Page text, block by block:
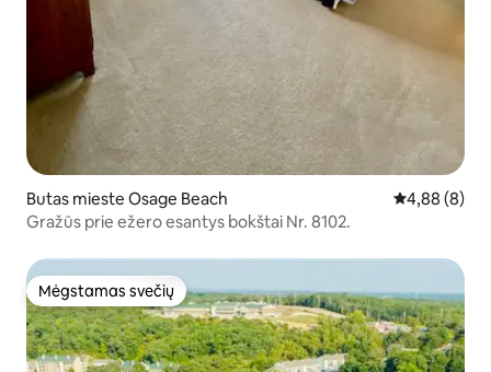
Butas mieste Osage Beach Vidutinis
4,88 (8)
Gražūs prie ežero esantys bokštai Nr. 8102.
Mėgstamas svečių
Mėgstamas svečių